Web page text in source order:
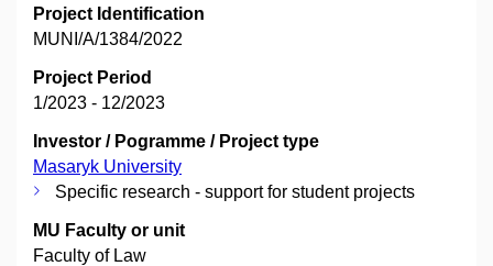
Project Identification
MUNI/A/1384/2022
Project Period
1/2023 - 12/2023
Investor / Pogramme / Project type
Masaryk University
Specific research - support for student projects
MU Faculty or unit
Faculty of Law